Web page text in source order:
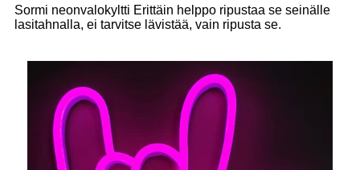
Sormi neonvalokyltti Erittäin helppo ripustaa se seinälle
lasitahnalla, ei tarvitse lävistää, vain ripusta se.